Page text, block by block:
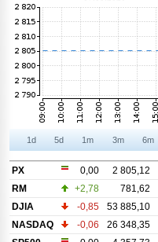
1d 5d 1m 3m 6m
PX 0,00 2 805,12
RM
+2,78 781,62
DJIA
-0,85 53 885,10
NASDAQ
-0,06 26 348,35